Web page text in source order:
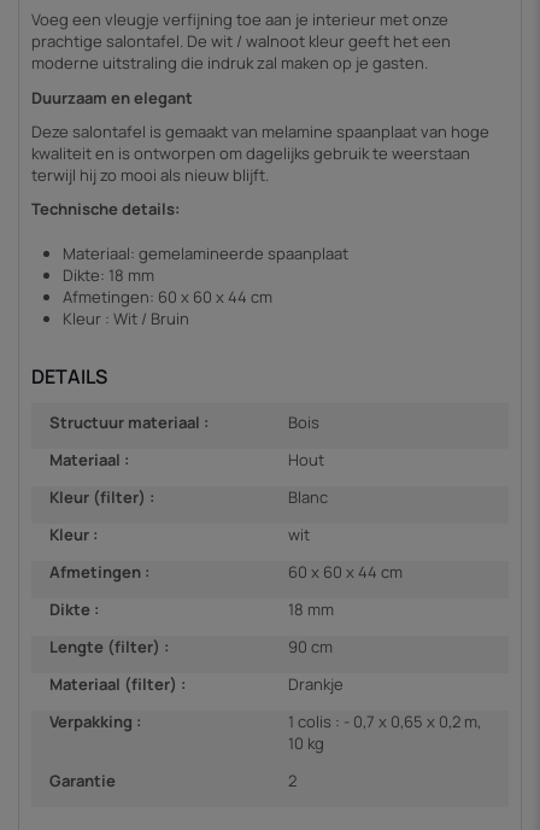
Voeg een vleugje verfijning toe aan je interieur met onze
prachtige salontafel. De wit / walnoot kleur geeft het een
moderne uitstraling die indruk zal maken op je gasten.
Duurzaam en elegant
Deze salontafel is gemaakt van melamine spaanplaat van hoge
kwaliteit en is ontworpen om dagelijks gebruik te weerstaan
terwijl hij zo mooi als nieuw blijft.
Technische details:
Materiaal: gemelamineerde spaanplaat
Dikte: 18 mm
Afmetingen: 60 x 60 x 44 cm
Kleur : Wit / Bruin
DETAILS
Structuur materiaal :
Bois
Materiaal :
Hout
Kleur (filter) :
Blanc
Kleur :
wit
Afmetingen :
60 x 60 x 44 cm
Dikte :
18 mm
Lengte (filter) :
90 cm
Materiaal (filter) :
Drankje
Verpakking :
1 colis : - 0,7 x 0,65 x 0,2 m,
10 kg
Garantie
2